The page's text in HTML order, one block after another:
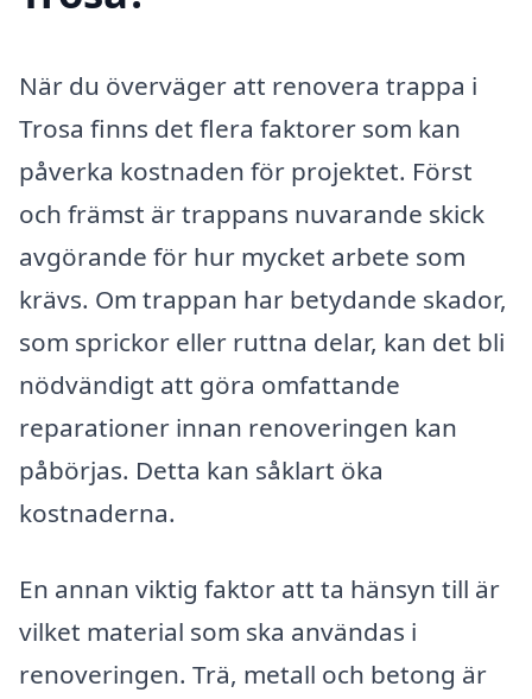
När du överväger att renovera trappa i
Trosa finns det flera faktorer som kan
påverka kostnaden för projektet. Först
och främst är trappans nuvarande skick
avgörande för hur mycket arbete som
krävs. Om trappan har betydande skador,
som sprickor eller ruttna delar, kan det bli
nödvändigt att göra omfattande
reparationer innan renoveringen kan
påbörjas. Detta kan såklart öka
kostnaderna.
En annan viktig faktor att ta hänsyn till är
vilket material som ska användas i
renoveringen. Trä, metall och betong är